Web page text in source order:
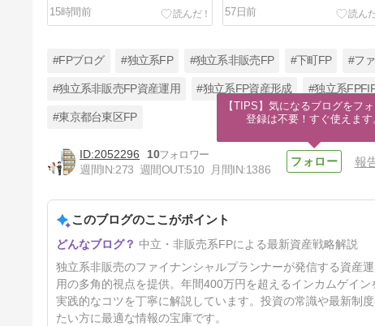
で社会保険料増加の近未来
【FP事務所トータルサポー
ト】
15時間前
期既発国債も登場中、個人向
け・新窓販国債はありか【
事務所トータルサポート】
57日前
資金を見積もり将来の経済的不
安を払拭しよう【FP事務所ト
ータルサポートブログ講座】
6ヶ月前
#FPブログ #独立系FP #独立系非販売FP #下町FP #フ
#独立系非販売FP資産運用 #独立系FP資産形成 #独立系
#東京都台東区FP
2052296
10
週間IN:273 週間OUT:510 月間IN:1386
報
このブログのここがポイント
中立・非販売系FPによる最新資産戦略解説
独立系非販売のファイナンシャルプランナーが発信する資産
用の多角的視点を提供。年間400万円を超えるインカムゲイ
実践的なコツを丁寧に解説しています。投資の常識や最新制
たい方に最適な情報の宝庫です。
【TIPS】気になるブログをフォ
登録は不要！すぐ使えます